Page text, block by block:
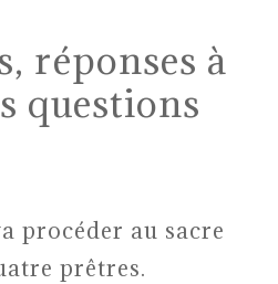
réponses à
questions
procéder au sacre
prêtres.